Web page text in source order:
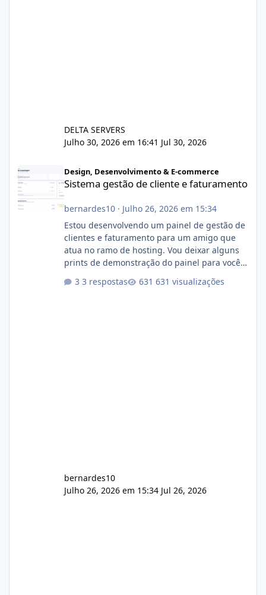
DELTA SERVERS
Julho 30, 2026 em 16:41 Jul 30, 2026
Design, Desenvolvimento & E-commerce
Sistema gestão de cliente e faturamento
bernardes10· Julho 26, 2026 em 15:34
Estou desenvolvendo um painel de gestão de
clientes e faturamento para um amigo que
atua no ramo de hosting. Vou deixar alguns
prints de demonstração do painel para vocês
com cerca de 80% concluído e conta com
3 respostas 631 visualizações
bernardes10
Julho 26, 2026 em 15:34 Jul 26, 2026